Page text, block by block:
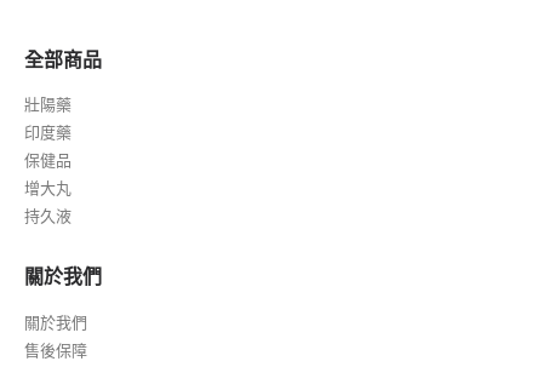
全部商品
壯陽藥
印度藥
保健品
增大丸
持久液
關於我們
關於我們
售後保障